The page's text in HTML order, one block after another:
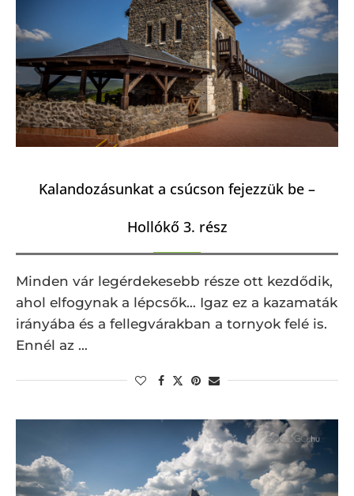
Kalandozásunkat a csúcson fejezzük be –
Hollókő 3. rész
Minden vár legérdekesebb része ott kezdődik,
ahol elfogynak a lépcsők… Igaz ez a kazamaták
irányába és a fellegvárakban a tornyok felé is.
Ennél az …